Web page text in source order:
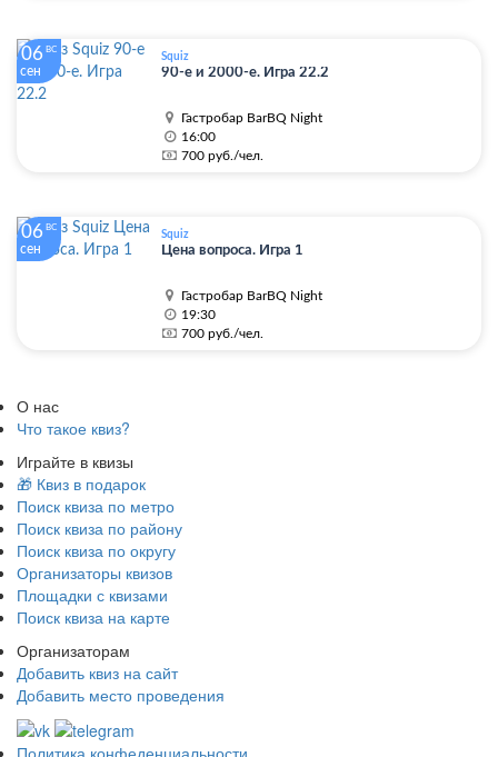
06 ВС
сен
Squiz
90-е и 2000-е. Игра 22.2
Гастробар BarBQ Night
16:00
700 руб./чел.
06 ВС
сен
Squiz
Цена вопроса. Игра 1
Гастробар BarBQ Night
19:30
700 руб./чел.
О нас
Что такое квиз?
Играйте в квизы
🎁 Квиз в подарок
Поиск квиза по метро
Поиск квиза по району
Поиск квиза по округу
Организаторы квизов
Площадки с квизами
Поиск квиза на карте
Организаторам
Добавить квиз на сайт
Добавить место проведения